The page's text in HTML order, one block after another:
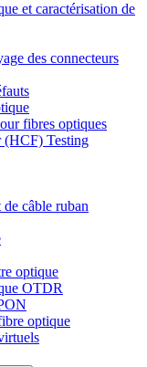
et caractérisation de
des connecteurs
fibres optiques
Testing
câble ruban
optique
OTDR
optique